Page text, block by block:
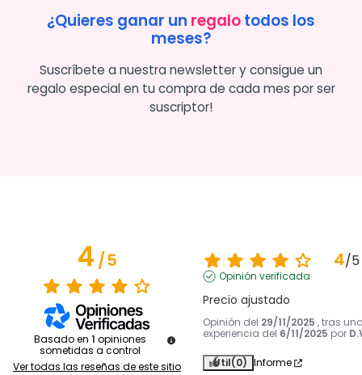
¿Quieres ganar un regalotodos los
meses?
Suscríbete a nuestra newsletter y consigue un
regalo especial en tu compra de cada mes por ser
suscriptor!
4/5
Basado en 1 opiniones
sometidas a control
Ver todas las reseñas de este sitio
4/5
Opinión verificada
Precio ajustado
Opinión del 29/11/2025 , tras
experiencia del 6/11/2025 por
Útil(0) Informe